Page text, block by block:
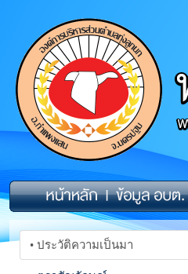
• ประวัติความเป็นมา